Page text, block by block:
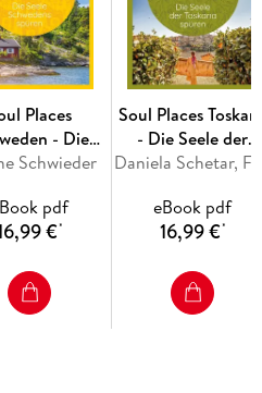
aus dem Reise Know-
Places
- Die
Schwedens
Schwieder
pdf
€*
Soul Places
- Die Seele der
Toskana spüren
eBook pdf
16,99 €*